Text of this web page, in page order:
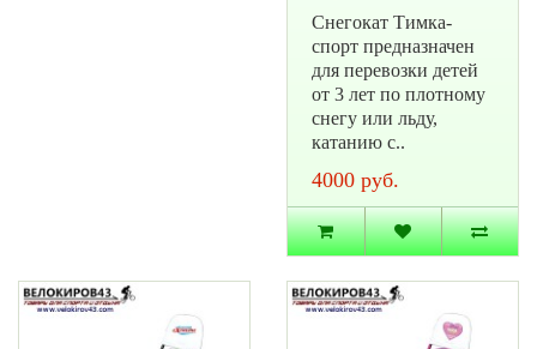
Снегокат Тимка-
спорт предназначен
для перевозки детей
от 3 лет по плотному
снегу или льду,
катанию с..
4000 руб.